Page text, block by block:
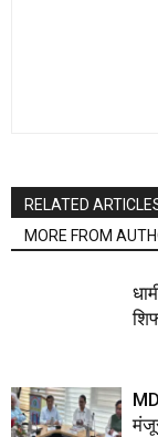
RELATED
MORE FROM